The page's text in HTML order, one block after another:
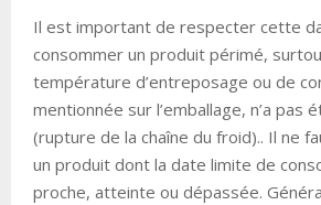
Il est important de respecter cette
consommer un produit périmé,
température d’entreposage ou de
mentionnée sur l’emballage, n’a pas
(rupture de la chaîne du froid).. Il ne
un produit dont la date limite de
proche, atteinte ou dépassée.